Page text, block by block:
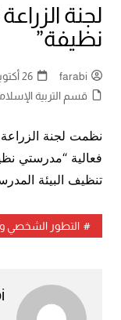
لجنة
نظيفة”
farabi 26 أكتوبر، 2023
قسم التربية
نظمت لجنة
فعالية “مدرستي
تنظيف البيئة
التطور الشخصي